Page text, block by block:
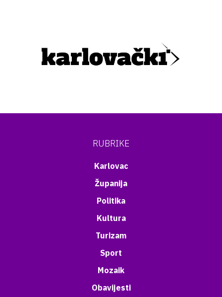
RUBRIKE
Karlovac
Županija
Politika
Kultura
Turizam
Sport
Mozaik
Obavijesti